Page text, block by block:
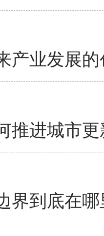
产业发展
推进城市
界到底在